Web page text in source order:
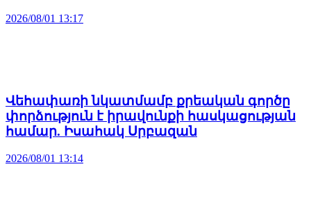
2026/08/01 13:17
Վեհափառի նկատմամբ քրեական գործը
փորձություն է իրավունքի հասկացության
համար. Իսահակ Սրբազան
2026/08/01 13:14